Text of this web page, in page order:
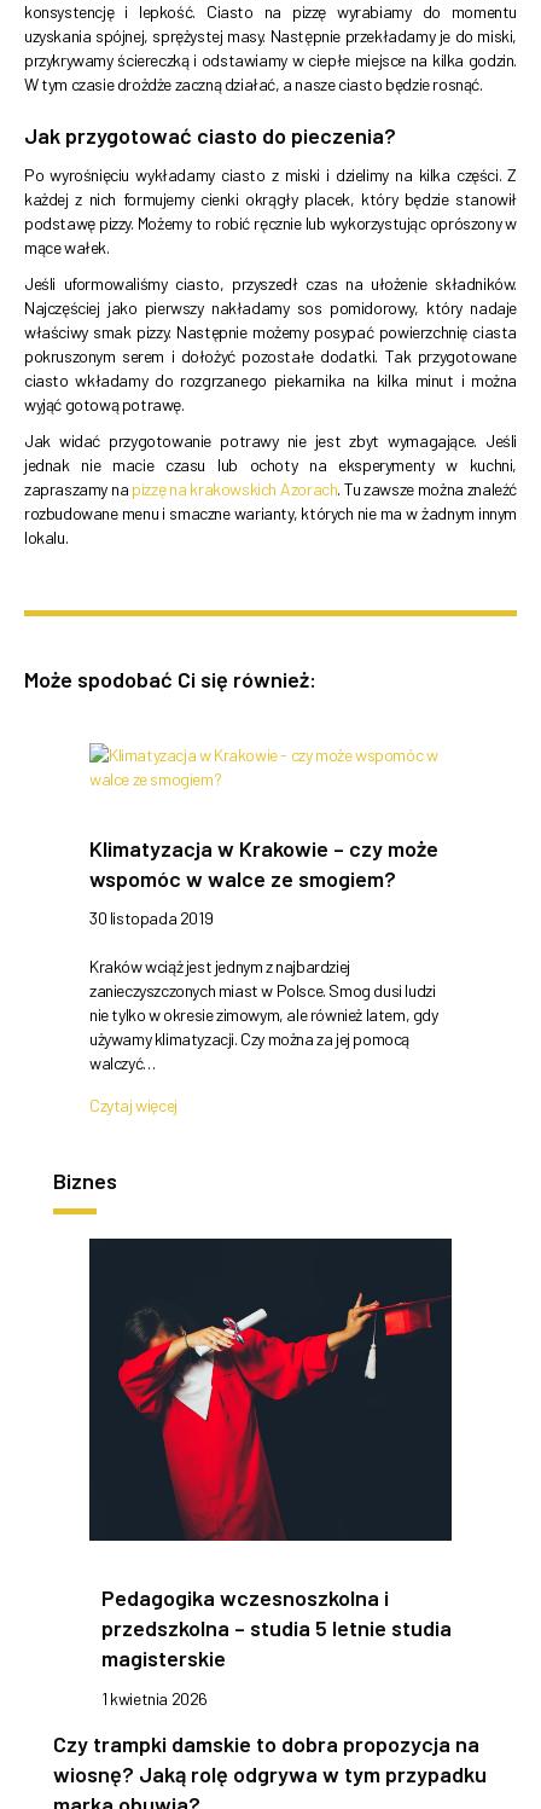
konsystencję i lepkość. Ciasto na pizzę wyrabiamy do momentu
uzyskania spójnej, sprężystej masy. Następnie przekładamy je do miski,
przykrywamy ściereczką i odstawiamy w ciepłe miejsce na kilka godzin.
W tym czasie drożdże zaczną działać, a nasze ciasto będzie rosnąć.
Jak przygotować ciasto do pieczenia?
Po wyrośnięciu wykładamy ciasto z miski i dzielimy na kilka części. Z
każdej z nich formujemy cienki okrągły placek, który będzie stanowił
podstawę pizzy. Możemy to robić ręcznie lub wykorzystując oprószony w
mące wałek.
Jeśli uformowaliśmy ciasto, przyszedł czas na ułożenie składników.
Najczęściej jako pierwszy nakładamy sos pomidorowy, który nadaje
właściwy smak pizzy. Następnie możemy posypać powierzchnię ciasta
pokruszonym serem i dołożyć pozostałe dodatki. Tak przygotowane
ciasto wkładamy do rozgrzanego piekarnika na kilka minut i można
wyjąć gotową potrawę.
Jak widać przygotowanie potrawy nie jest zbyt wymagające. Jeśli
jednak nie macie czasu lub ochoty na eksperymenty w kuchni,
zapraszamy na pizzę na krakowskich Azorach. Tu zawsze można znaleźć
rozbudowane menu i smaczne warianty, których nie ma w żadnym innym
lokalu.
Może spodobać Ci się również:
Klimatyzacja w Krakowie – czy może
wspomóc w walce ze smogiem?
30 listopada 2019
Kraków wciąż jest jednym z najbardziej
zanieczyszczonych miast w Polsce. Smog dusi ludzi
nie tylko w okresie zimowym, ale również latem, gdy
używamy klimatyzacji. Czy można za jej pomocą
walczyć…
Czytaj więcej
Biznes
Pedagogika wczesnoszkolna i
przedszkolna – studia 5 letnie studia
magisterskie
1 kwietnia 2026
Czy trampki damskie to dobra propozycja na
wiosnę? Jaką rolę odgrywa w tym przypadku